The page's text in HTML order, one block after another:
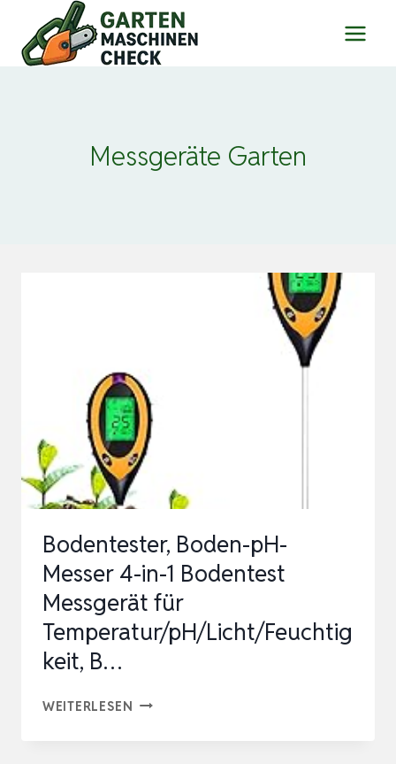
Inhalt
springen
Messgeräte Garten
Bodentester, Boden-pH-
Messer 4-in-1 Bodentest
Messgerät für
Temperatur/pH/Licht/Feuchtig
keit, B…
WEITERLESEN BODENTESTER,